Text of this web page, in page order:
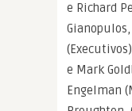
e Richard
e Mark
Engelman